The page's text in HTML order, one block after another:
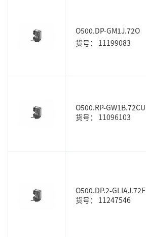
O500.DP-GM1J.72O
货号： 11199083
O500.RP-GW1B.72CU
货号： 11096103
O500.DP.2-GLIAJ.72F
货号： 11247546